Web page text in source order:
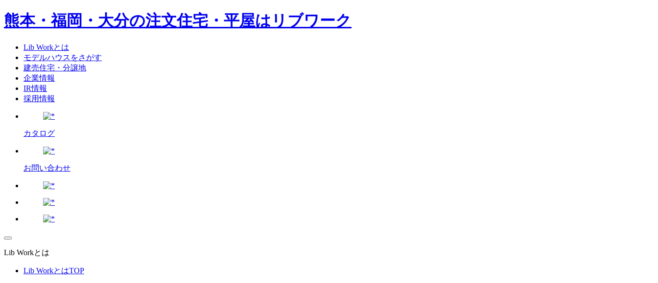
熊本・福岡・大分の注文住宅・平屋はリブワーク
Lib Workとは
モデルハウスをさがす
建売住宅・分譲地
企業情報
IR情報
採用情報
カタログ
お問い合わせ
Lib Workとは
Lib WorkとはTOP